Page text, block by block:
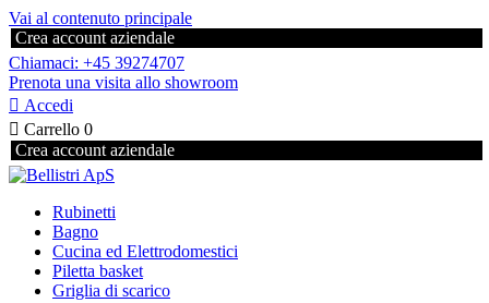
Vai al contenuto principale
Crea account aziendale
Chiamaci: +45 39274707
Prenota una visita allo showroom
 Accedi
 Carrello 0
Crea account aziendale
Rubinetti
Bagno
Cucina ed Elettrodomestici
Piletta basket
Griglia di scarico